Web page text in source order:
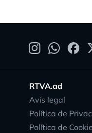
RTVA.ad
Avís legal
Política de
Política de